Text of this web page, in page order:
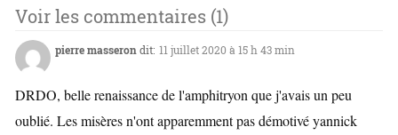
Voir les commentaires (1)
pierre masseron dit: 11 juillet 2020 à 15 h 43 min
DRDO, belle renaissance de l'amphitryon que j'avais un peu
oublié. Les misères n'ont apparemment pas démotivé yannick